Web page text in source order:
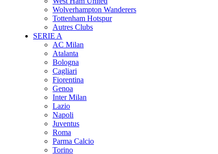
Wolverhampton Wanderers
Tottenham Hotspur
Autres Clubs
SERIE A
AC Milan
Atalanta
Bologna
Cagliari
Fiorentina
Genoa
Inter Milan
Lazio
Napoli
Juventus
Roma
Parma Calcio
Torino